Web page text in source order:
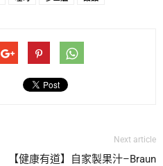
Next article
【健康有道】自家製果汁–Braun